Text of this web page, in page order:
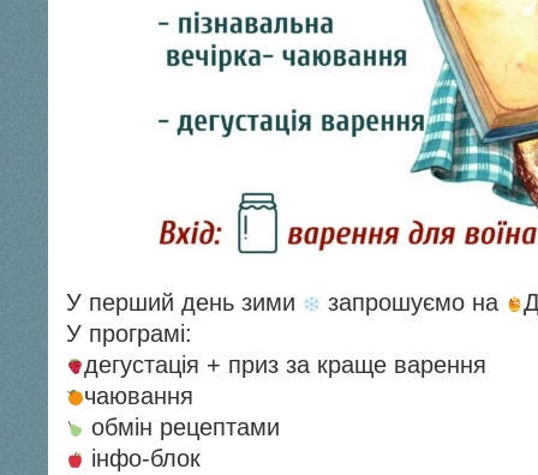
У перший день зими запрошуємо на
У програмі:
дегустація + приз за краще варення
чаювання
обмін рецептами
інфо-блок